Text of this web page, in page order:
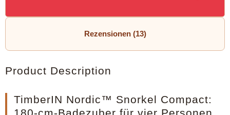
Rezensionen (13)
Product Description
TimberIN Nordic™ Snorkel Compact:
180-cm-Badezuber für vier Personen